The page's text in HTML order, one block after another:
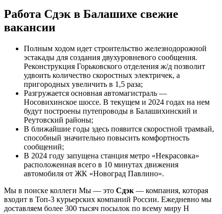
Работа Сдэк в Балашихе свежие
вакансии
Полным ходом идет строительство железнодорожной
эстакады для создания двухуровневого сообщения.
Реконструкция Горьковского отделения ж/д позволит
удвоить количество скоростных электричек, а
пригородных увеличить в 1,5 раза;
Разгружается основная автомагистраль —
Носовихинское шоссе. В текущем и 2024 годах на нем
будут построены путепроводы в Балашихинский и
Реутовский районы;
В ближайшие годы здесь появится скоростной трамвай,
способный значительно повысить комфортность
сообщений;
В 2024 году запущена станция метро «Некрасовка»
расположенная всего в 10 минутах движения
автомобиля от ЖК «Новоград Павлино».
Мы в поиске коллеги Мы — это Сдэк — компания, которая
входит в Топ-3 курьерских компаний России. Ежедневно мы
доставляем более 300 тысяч посылок по всему миру Н